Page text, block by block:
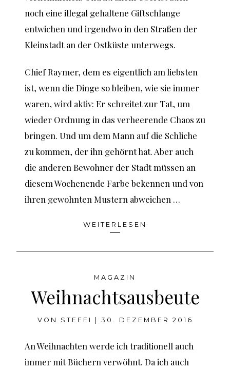
noch eine illegal gehaltene Giftschlange
entwichen und irgendwo in den Straßen der
Kleinstadt an der Ostküste unterwegs.
Chief Raymer, dem es eigentlich am liebsten
ist, wenn die Dinge so bleiben, wie sie immer
waren, wird aktiv: Er schreitet zur Tat, um
wieder Ordnung in das verheerende Chaos zu
bringen. Und um dem Mann auf die Schliche
zu kommen, der ihn gehörnt hat. Aber auch
die anderen Bewohner der Stadt müssen an
diesem Wochenende Farbe bekennen und von
ihren gewohnten Mustern abweichen …
WEITERLESEN
MAGAZIN
Weihnachtsausbeute
VON STEFFI | 30. DEZEMBER 2016
An Weihnachten werde ich traditionell auch
immer mit Büchern verwöhnt. Da ich auch